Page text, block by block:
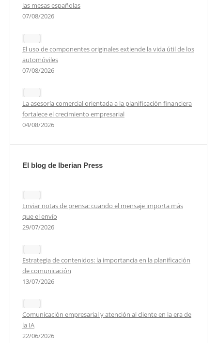
las mesas españolas
07/08/2026
El uso de componentes originales extiende la vida útil de los
automóviles
07/08/2026
La asesoría comercial orientada a la planificación financiera
fortalece el crecimiento empresarial
04/08/2026
El blog de Iberian Press
Enviar notas de prensa: cuando el mensaje importa más
que el envío
29/07/2026
Estrategia de contenidos: la importancia en la planificación
de comunicación
13/07/2026
Comunicación empresarial y atención al cliente en la era de
la IA
22/06/2026